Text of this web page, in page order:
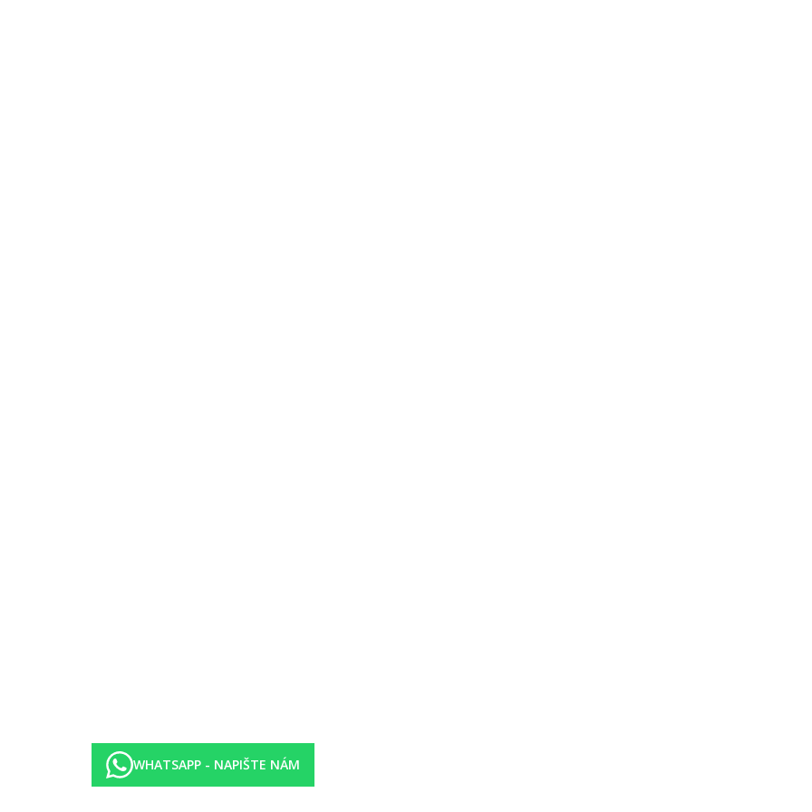
uvedené vybavení)
WHATSAPP - NAPIŠTE NÁM